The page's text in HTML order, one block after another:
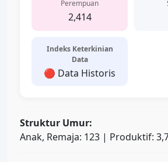
Perempuan
2,414
Indeks Keterkinian
Data
🔴 Data Historis
Struktur Umur:
Anak, Remaja: 123 | Produktif: